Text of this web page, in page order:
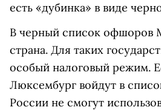
есть «дубинка» в виде
В черный список офшоров
страна. Для таких
особый налоговый режим.
Люксембург войдут в
России не смогут